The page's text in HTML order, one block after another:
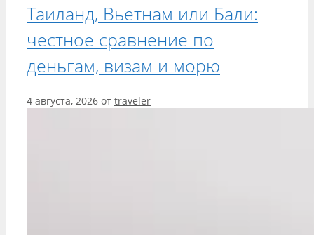
Таиланд, Вьетнам или Бали:
честное сравнение по
деньгам, визам и морю
4 августа, 2026 от traveler